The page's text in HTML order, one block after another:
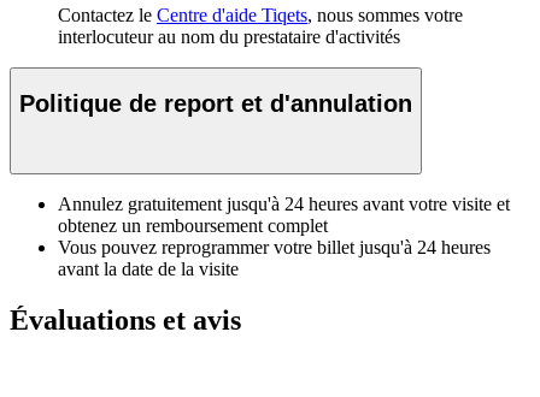
Contactez le Centre d'aide Tiqets, nous sommes votre
interlocuteur au nom du prestataire d'activités
Politique de report et d'annulation
Annulez gratuitement jusqu'à 24 heures avant votre visite et
obtenez un remboursement complet
Vous pouvez reprogrammer votre billet jusqu'à 24 heures
avant la date de la visite
Évaluations et avis